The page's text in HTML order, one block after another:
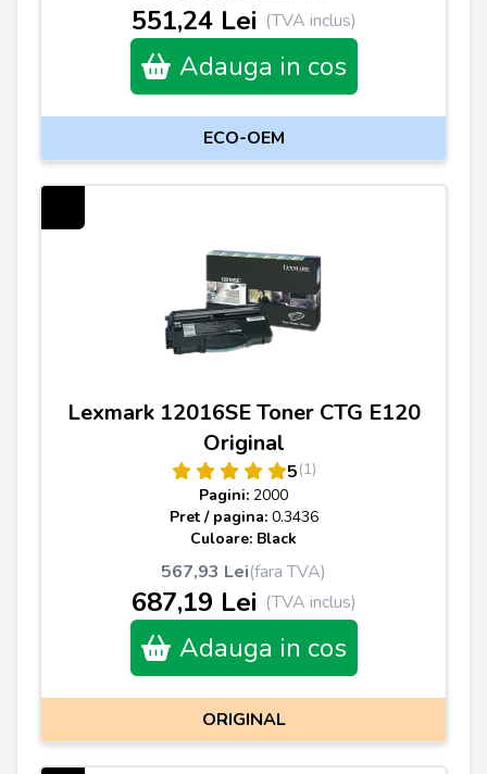
551,24 Lei (TVA inclus)
Adauga in cos
ECO-OEM
Lexmark 12016SE Toner CTG E120
Original
5(1)
Pagini: 2000
Pret / pagina: 0.3436
Culoare: Black
567,93 Lei(fara TVA)
687,19 Lei (TVA inclus)
Adauga in cos
ORIGINAL